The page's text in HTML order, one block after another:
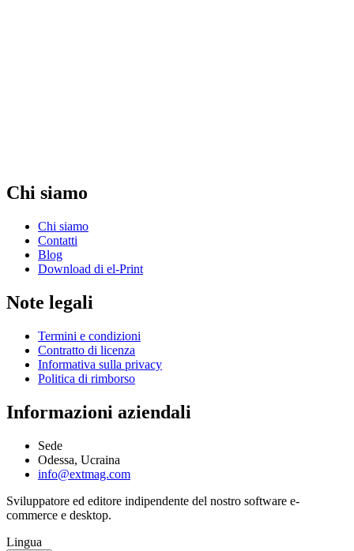
Chi siamo
Chi siamo
Contatti
Blog
Download di el-Print
Note legali
Termini e condizioni
Contratto di licenza
Informativa sulla privacy
Politica di rimborso
Informazioni aziendali
Sede
Odessa, Ucraina
info@extmag.com
Sviluppatore ed editore indipendente del nostro software e-
commerce e desktop.
Lingua